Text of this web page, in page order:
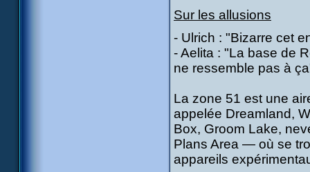
Sur les allusions
- Ulrich : "Bizarre cet
- Aelita : "La base de
ne ressemble pas à
La zone 51 est une
appelée Dreamland,
Box, Groom Lake,
Plans Area — où se
appareils